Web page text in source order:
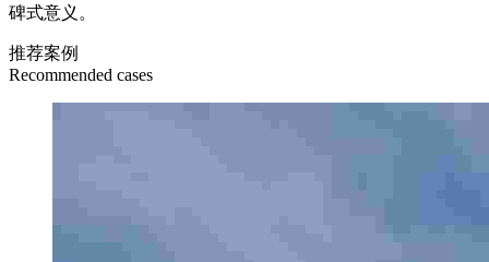
碑式意义。
推荐案例
Recommended cases